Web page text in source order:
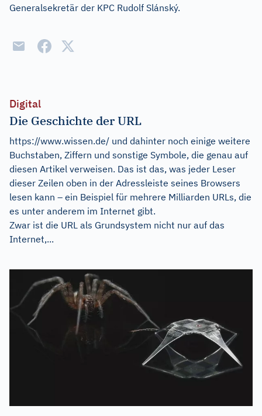
Generalsekretär der KPC Rudolf Slánský.
Digital
Die Geschichte der URL
https://www.wissen.de/ und dahinter noch einige weitere
Buchstaben, Ziffern und sonstige Symbole, die genau auf
diesen Artikel verweisen. Das ist das, was jeder Leser
dieser Zeilen oben in der Adressleiste seines Browsers
lesen kann – ein Beispiel für mehrere Milliarden URLs, die
es unter anderem im Internet gibt.
Zwar ist die URL als Grundsystem nicht nur auf das
Internet,...